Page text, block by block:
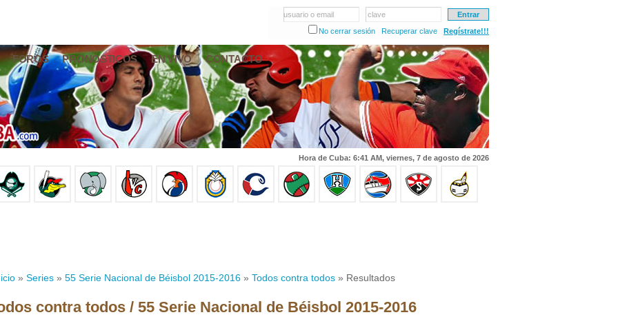
usuario o email
clave
No cerrar sesión
Recuperar clave Regístrate!!!
FOROS PRONÓSTICOS EN VIVO CONTACTO
Hora de Cuba: 6:41 AM, viernes, 7 de agosto de 2026
» Series » 55 Serie Nacional de Béisbol 2015-2016 » Todos contra todos » Resultados
contra todos / 55 Serie Nacional de Béisbol 2015-2016